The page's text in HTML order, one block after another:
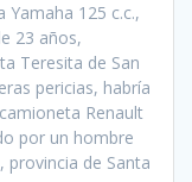
125 c.c.,
23 años,
Teresita de San
pericias, habría
Renault
por un hombre
provincia de Santa